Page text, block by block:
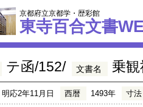
京都府立京都学・歴彩館
東寺百合文書
テ函/152/ 文書名 乗
明応2年11月日 西暦 1493年 寸法